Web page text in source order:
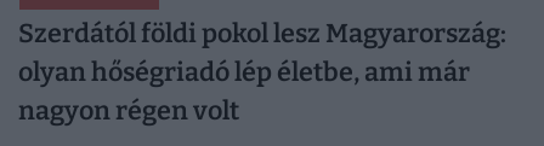
Szerdától földi pokol lesz Magyarország:
olyan hőségriadó lép életbe, ami már
nagyon régen volt